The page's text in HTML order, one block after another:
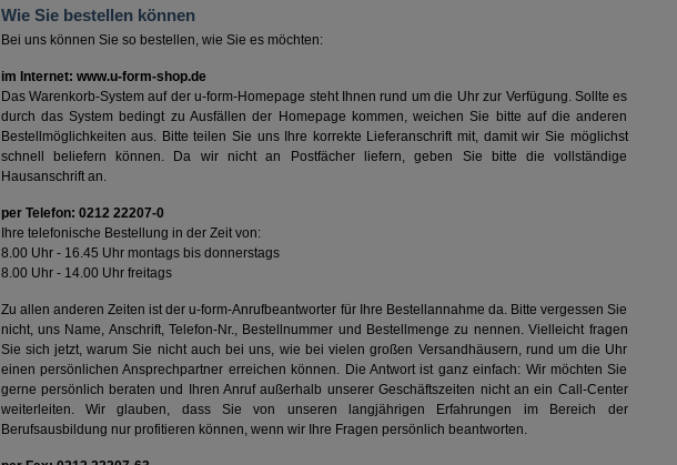
Wie Sie bestellen können
Bei uns können Sie so bestellen, wie Sie es möchten:
im Internet: www.u-form-shop.de
Das Warenkorb-System auf der u-form-Homepage steht Ihnen rund um die Uhr zur Verfügung. Sollte es
durch das System bedingt zu Ausfällen der Homepage kommen, weichen Sie bitte auf die anderen
Bestellmöglichkeiten aus. Bitte teilen Sie uns Ihre korrekte Lieferanschrift mit, damit wir Sie möglichst
schnell beliefern können. Da wir nicht an Postfächer liefern, geben Sie bitte die vollständige
Hausanschrift an.
per Telefon: 0212 22207-0
Ihre telefonische Bestellung in der Zeit von:
8.00 Uhr - 16.45 Uhr montags bis donnerstags
8.00 Uhr - 14.00 Uhr freitags
Zu allen anderen Zeiten ist der u-form-Anrufbeantworter für Ihre Bestellannahme da. Bitte vergessen Sie
nicht, uns Name, Anschrift, Telefon-Nr., Bestellnummer und Bestellmenge zu nennen. Vielleicht fragen
Sie sich jetzt, warum Sie nicht auch bei uns, wie bei vielen großen Versandhäusern, rund um die Uhr
einen persönlichen Ansprechpartner erreichen können. Die Antwort ist ganz einfach: Wir möchten Sie
gerne persönlich beraten und Ihren Anruf außerhalb unserer Geschäftszeiten nicht an ein Call-Center
weiterleiten. Wir glauben, dass Sie von unseren langjährigen Erfahrungen im Bereich der
Berufsausbildung nur profitieren können, wenn wir Ihre Fragen persönlich beantworten.